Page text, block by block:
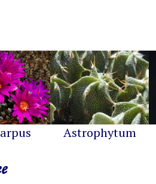
Astrophytum